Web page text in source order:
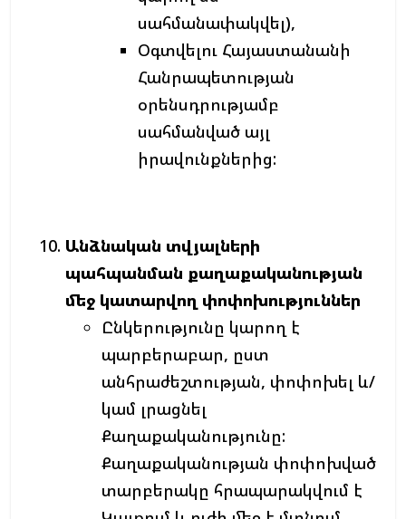
սահմանափակվել),
Օգտվելու Հայաստանանի
Հանրապետության
օրենսդրությամբ
սահմանված այլ
իրավունքներից:
Անձնական տվյալների
պահպանման քաղաքականության
մեջ կատարվող փոփոխություններ
Ընկերությունը կարող է
պարբերաբար, ըստ
անհրաժեշտության, փոփոխել և/
կամ լրացնել
Քաղաքականությունը:
Քաղաքականության փոփոխված
տարբերակը հրապարակվում է